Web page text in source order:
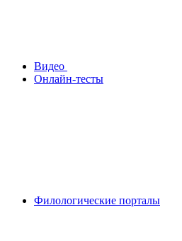
Видео
Онлайн-тесты
Филологические порталы